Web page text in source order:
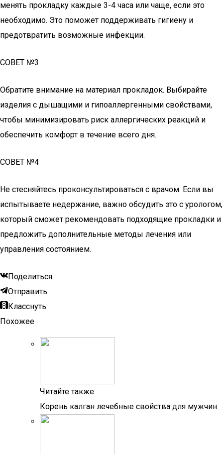
менять прокладку каждые 3-4 часа или чаще, если это
необходимо. Это поможет поддерживать гигиену и
предотвратить возможные инфекции.
СОВЕТ №3
Обратите внимание на материал прокладок. Выбирайте
изделия с дышащими и гипоаллергенными свойствами,
чтобы минимизировать риск аллергических реакций и
обеспечить комфорт в течение всего дня.
СОВЕТ №4
Не стесняйтесь проконсультироваться с врачом. Если вы
испытываете недержание, важно обсудить это с урологом,
который сможет рекомендовать подходящие прокладки и
предложить дополнительные методы лечения или
управления состоянием.
Поделиться
Отправить
Класснуть
Похожее
Читайте также:
Корень калган лечебные свойства для мужчин